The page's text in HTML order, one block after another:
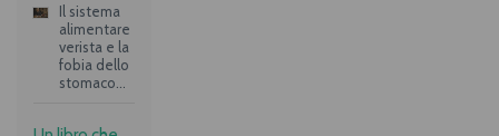
Il sistema
alimentare
verista e la
fobia dello
stomaco